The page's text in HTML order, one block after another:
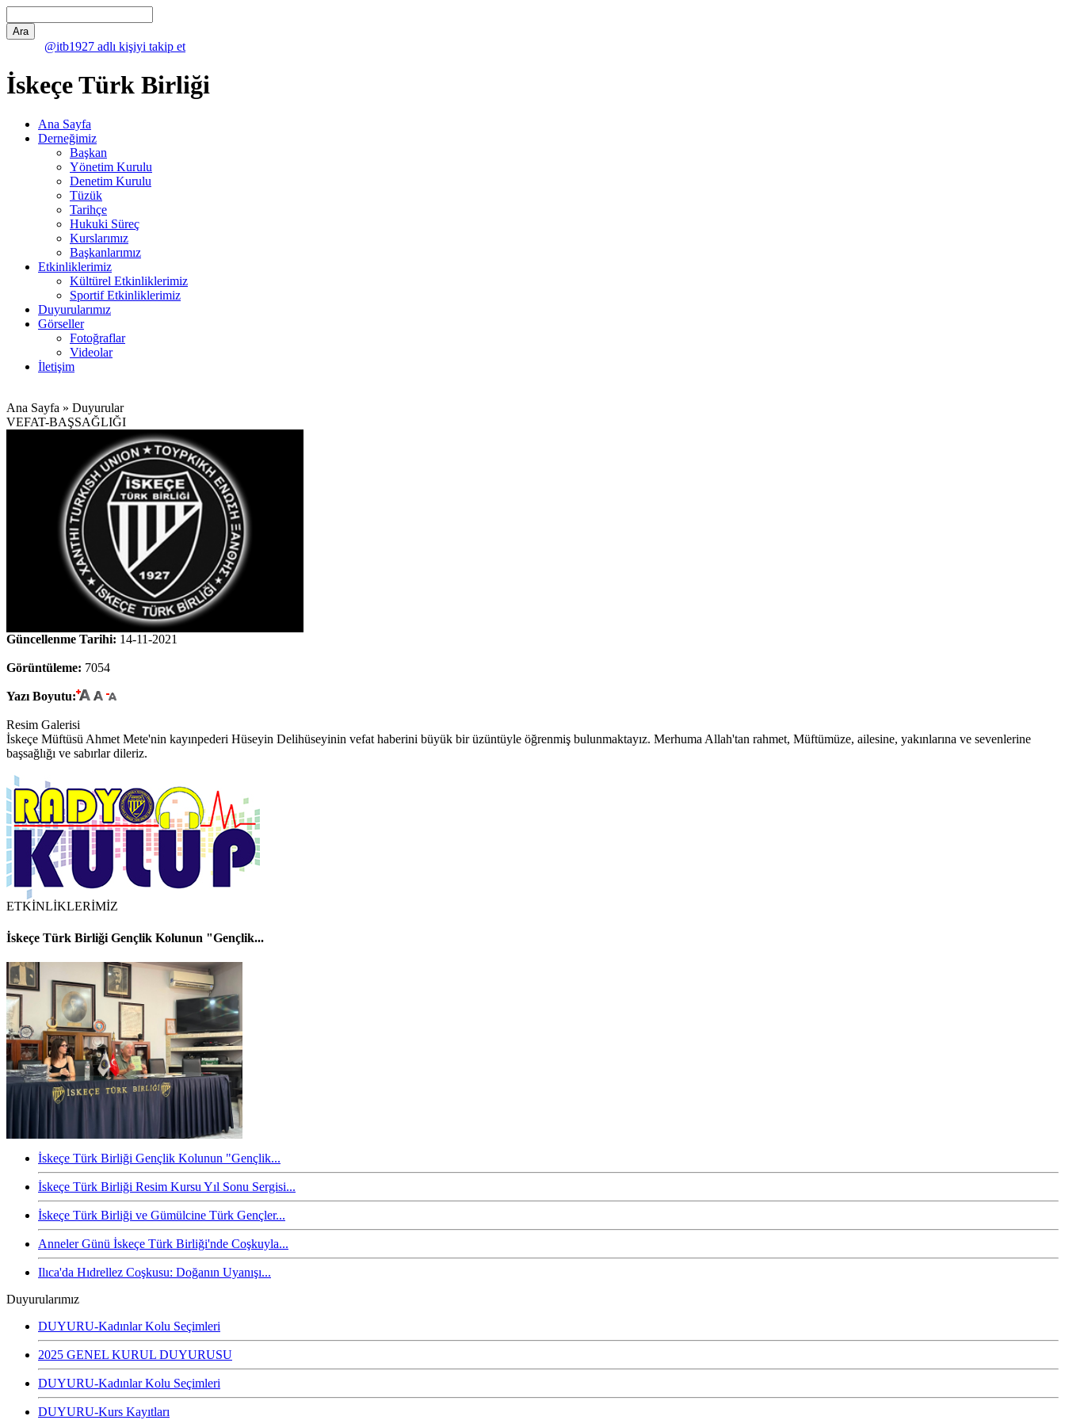
@itb1927 adlı kişiyi takip et
İskeçe Türk Birliği
Ana Sayfa
Derneğimiz
Başkan
Yönetim Kurulu
Denetim Kurulu
Tüzük
Tarihçe
Hukuki Süreç
Kurslarımız
Başkanlarımız
Etkinliklerimiz
Kültürel Etkinliklerimiz
Sportif Etkinliklerimiz
Duyurularımız
Görseller
Fotoğraflar
Videolar
İletişim
Ana Sayfa » Duyurular
VEFAT-BAŞSAĞLIĞI
Güncellenme Tarihi: 14-11-2021
Görüntüleme: 7054
Yazı Boyutu:
Resim Galerisi
İskeçe Müftüsü Ahmet Mete'nin kayınpederi Hüseyin Delihüseyinin vefat haberini büyük bir üzüntüyle öğrenmiş bulunmaktayız. Merhuma Allah'tan rahmet, Müftümüze, ailesine, yakınlarına ve sevenlerine
başsağlığı ve sabırlar dileriz.
ETKİNLİKLERİMİZ
İskeçe Türk Birliği Gençlik Kolunun "Gençlik...
İskeçe Türk Birliği Gençlik Kolunun "Gençlik...
İskeçe Türk Birliği Resim Kursu Yıl Sonu Sergisi...
İskeçe Türk Birliği ve Gümülcine Türk Gençler...
Anneler Günü İskeçe Türk Birliği'nde Coşkuyla...
Ilıca'da Hıdrellez Coşkusu: Doğanın Uyanışı...
Duyurularımız
DUYURU-Kadınlar Kolu Seçimleri
2025 GENEL KURUL DUYURUSU
DUYURU-Kadınlar Kolu Seçimleri
DUYURU-Kurs Kayıtları